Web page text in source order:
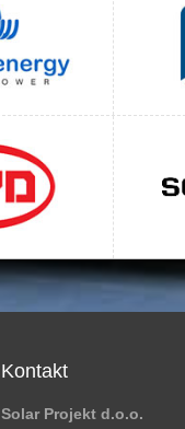
Kontakt
Solar Projekt d.o.o.